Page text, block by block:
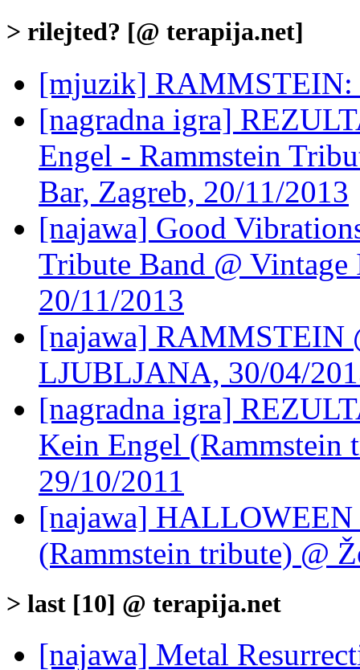
> rilejted? [@ terapija.net]
[mjuzik] RAMMSTEIN:
[nagradna igra]
Engel - Rammstein
Bar, Zagreb, 20/11/2013
[najawa] Good
Tribute Band @
20/11/2013
[najawa] RAMMSTEIN
LJUBLJANA, 30/04/
[nagradna igra]
Kein Engel (Rammstein
29/10/2011
[najawa]
(Rammstein tribute) @
> last [10] @ terapija.net
[najawa] Metal